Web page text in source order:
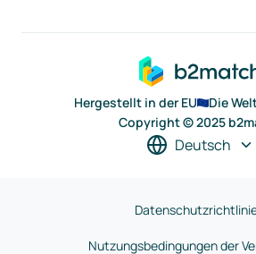
Hergestellt in der EU
Die
Copyright © 2025
Deutsch
Nutzungsbedingungen der